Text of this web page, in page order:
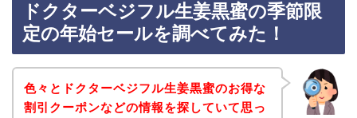
ドクターベジフル生姜黒蜜の季節限
定の年始セールを調べてみた！
色々とドクターベジフル生姜黒蜜のお得な
割引クーポンなどの情報を探していて思っ